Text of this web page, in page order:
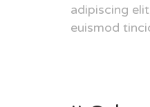
adipiscing
euismod